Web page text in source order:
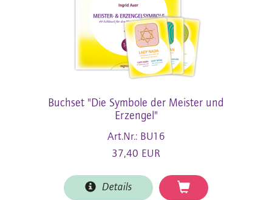
Buchset "Die Symbole der Meister und
Erzengel"
Art.Nr.: BU16
37,40 EUR
Details